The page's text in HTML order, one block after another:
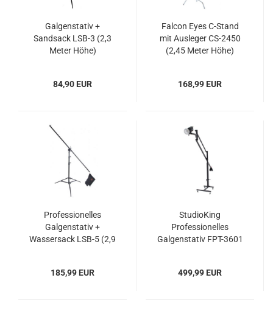
Galgenstativ +
Sandsack LSB-3 (2,3
Meter Höhe)
84,90 EUR
Falcon Eyes C-Stand
mit Ausleger CS-2450
(2,45 Meter Höhe)
168,99 EUR
Professionelles
Galgenstativ +
Wassersack LSB-5 (2,9
185,99 EUR
StudioKing
Professionelles
Galgenstativ FPT-3601
499,99 EUR